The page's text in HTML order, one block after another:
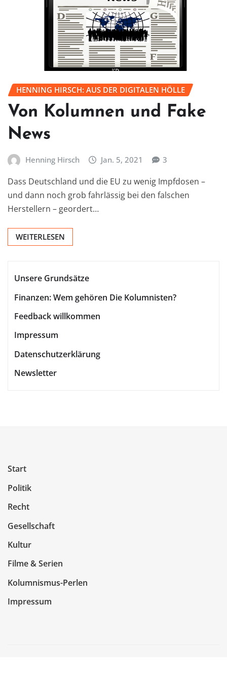
HENNING HIRSCH: AUS DER DIGITALEN HÖLLE
Von Kolumnen und Fake
News
Henning Hirsch Jan. 5, 2021 3
Dass Deutschland und die EU zu wenig Impfdosen –
und dann noch grob fahrlässig bei den falschen
Herstellern – geordert…
WEITERLESEN
Unsere Grundsätze
Finanzen: Wem gehören Die Kolumnisten?
Feedback willkommen
Impressum
Datenschutzerklärung
Newsletter
Start
Politik
Recht
Gesellschaft
Kultur
Filme & Serien
Kolumnismus-Perlen
Impressum